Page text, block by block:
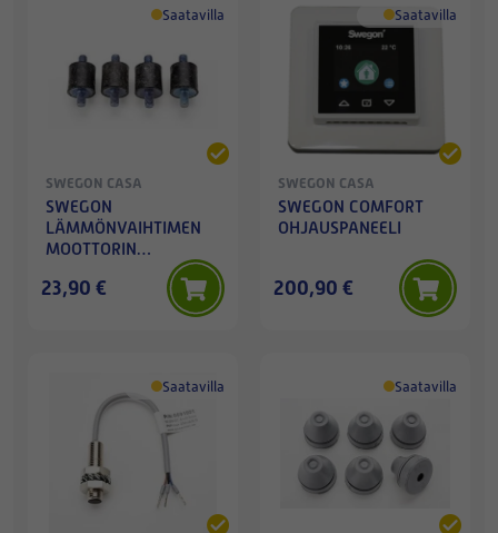
Saatavilla
SWEGON CASA
SWEGON
LÄMMÖNVAIHTIMEN
MOOTTORIN
TÄRINÄNVAIMENNUSKUMIT
4KPL
23,90 €
Saatavilla
SWEGON CASA
SWEGON COMFORT
OHJAUSPANEELI
200,90 €
Saatavilla Saatavilla